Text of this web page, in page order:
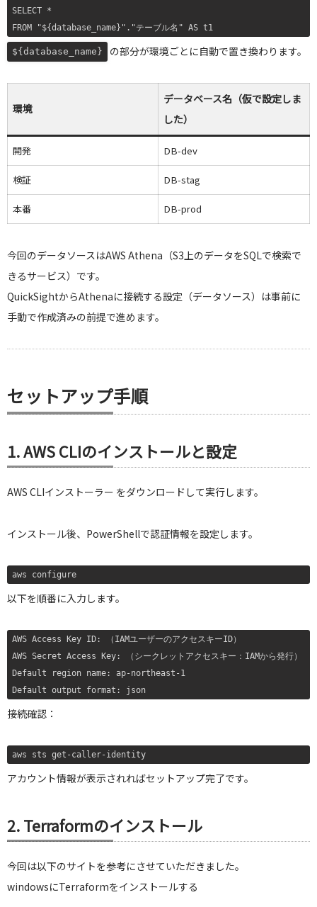
SELECT *
FROM "${database_name}"."テーブル名" AS t1
${database_name} の部分が環境ごとに自動で置き換わります。
環境
データベース名（仮で設定しま
した）
開発 DB-dev
検証 DB-stag
本番 DB-prod
今回のデータソースはAWS Athena（S3上のデータをSQLで検索で
きるサービス）です。
QuickSightからAthenaに接続する設定（データソース）は事前に
手動で作成済みの前提で進めます。
セットアップ手順
1. AWS CLIのインストールと設定
AWS CLIインストーラー をダウンロードして実行します。
インストール後、PowerShellで認証情報を設定します。
aws configure
以下を順番に入力します。
AWS Access Key ID: （IAMユーザーのアクセスキーID）
AWS Secret Access Key: （シークレットアクセスキー：IAMから発行）
Default region name: ap-northeast-1
Default output format: json
接続確認：
aws sts get-caller-identity
アカウント情報が表示されればセットアップ完了です。
2. Terraformのインストール
今回は以下のサイトを参考にさせていただきました。
windowsにTerraformをインストールする